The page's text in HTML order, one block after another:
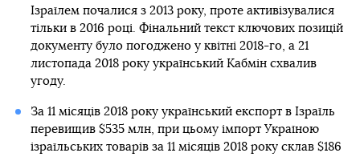
Ізраїлем почалися з 2013 року, проте активізувалися
тільки в 2016 році. Фінальний текст ключових позицій
документу було погоджено у квітні 2018-го, а 21
листопада 2018 року український Кабмін схвалив
угоду.
За 11 місяців 2018 року український експорт в Ізраїль
перевищив $535 млн, при цьому імпорт Україною
ізраїльських товарів за 11 місяців 2018 року склав $186